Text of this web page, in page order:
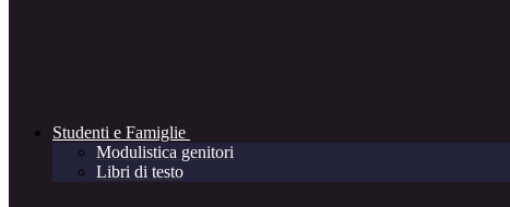
Studenti e Famiglie
Modulistica genitori
Libri di testo